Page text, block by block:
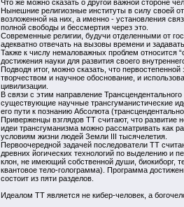
Что же можно сказать о другой важной стороне
Нынешние религиозные институты в силу своей
возложенной на них, а именно - установления
полной свободы и бессмертия через это.
Современные религии, будучи отделенными от
адекватно отвечать на вызовы времени и
Также к числу немаловажных проблем относится
достижения науки для развития своего
Подводя итог, можно сказать, что
творчеством и научное обоснование, и
цивилизации.
В связи с этим направление
существующие научные трансгуманистические
его пути к познанию Абсолюта
Приверженцы взглядов ТТ считают, что развитие
идеи трансгуманизма можно рассматривать как
условиям жизни людей Земли III тысячелетия.
Первоочередной задачей последователи ТТ
древних йогических технологий по выделению и
клон, не имеющий собственной души, биокиборг,
квантовое тело-голограмма). Программа
состоит из пяти разделов.
Идеалом ТТ является не кибер-человек, а